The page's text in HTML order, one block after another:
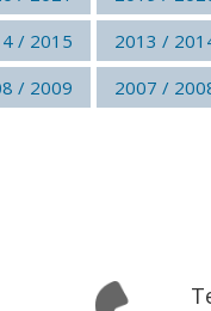
/ 2015
2013 /
/ 2009
2007 /